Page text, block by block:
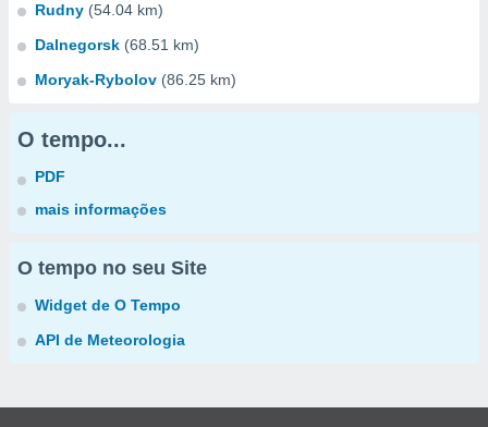
Rudny (54.04 km)
Dalnegorsk (68.51 km)
Moryak-Rybolov (86.25 km)
O tempo...
PDF
mais informações
O tempo no seu Site
Widget de O Tempo
API de Meteorologia